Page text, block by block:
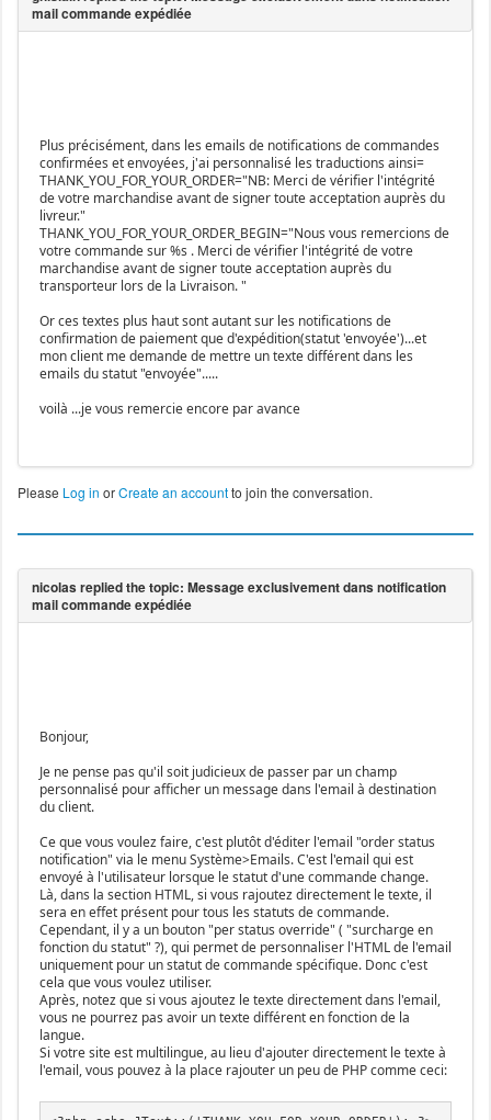
Plus précisément, dans les emails de notifications de commandes
confirmées et envoyées, j'ai personnalisé les traductions ainsi=
THANK_YOU_FOR_YOUR_ORDER="NB: Merci de vérifier l'intégrité
de votre marchandise avant de signer toute acceptation auprès du
livreur."
THANK_YOU_FOR_YOUR_ORDER_BEGIN="Nous vous remercions de
votre commande sur %s . Merci de vérifier l'intégrité de votre
marchandise avant de signer toute acceptation auprès du
transporteur lors de la Livraison. "
Or ces textes plus haut sont autant sur les notifications de
confirmation de paiement que d'expédition(statut 'envoyée')...et
mon client me demande de mettre un texte différent dans les
emails du statut "envoyée".....
voilà ...je vous remercie encore par avance
Please Log in orCreate an accountto join the conversation.
Bonjour,
Je ne pense pas qu'il soit judicieux de passer par un champ
personnalisé pour afficher un message dans l'email à destination
du client.
Ce que vous voulez faire, c'est plutôt d'éditer l'email "order status
notification" via le menu Système>Emails. C'est l'email qui est
envoyé à l'utilisateur lorsque le statut d'une commande change.
Là, dans la section HTML, si vous rajoutez directement le texte, il
sera en effet présent pour tous les statuts de commande.
Cependant, il y a un bouton "per status override" ( "surcharge en
fonction du statut" ?), qui permet de personnaliser l'HTML de l'email
uniquement pour un statut de commande spécifique. Donc c'est
cela que vous voulez utiliser.
Après, notez que si vous ajoutez le texte directement dans l'email,
vous ne pourrez pas avoir un texte différent en fonction de la
langue.
Si votre site est multilingue, au lieu d'ajouter directement le texte à
l'email, vous pouvez à la place rajouter un peu de PHP comme ceci: